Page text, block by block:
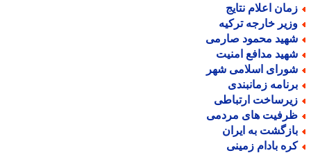
اعلام نتایج
خارجه ترکیه
محمود صارمی
مدافع امنیت
اسلامی شهر
زمانبندی
ارتباطی
های مردمی
به ایران
بادام زمینی